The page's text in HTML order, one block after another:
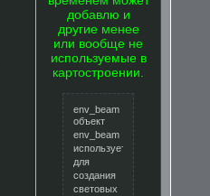
добавлю и
другие менее
или вообще не
используемые в
картостроении.
env_beam
объект
env_beam
используется
для
создания
световых